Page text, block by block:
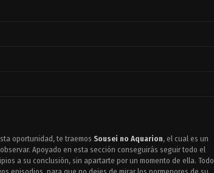
oportunidad, te traemos Sousei no Aquarion, el cual es un
Apoyado en esta sección conseguirás seguir todo el
a su conclusión, sin apartarte por un momento de ella. Todo